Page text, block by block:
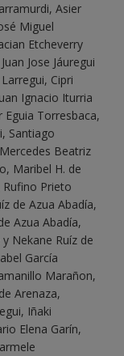
Asier
Miguel
Etcheverry
Jose Jáuregui
Cipri
Ignacio Iturria
Eguia Torresbaca,
Santiago
Beatriz
Maribel H. de
Rufino Prieto
de Azua Abadía,
Azua Abadía,
Nekane Ruíz de
García
Marañon,
Arenaza,
Iñaki
Elena Garín,